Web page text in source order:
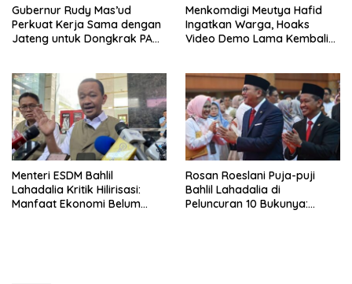
Gubernur Rudy Mas’ud
Perkuat Kerja Sama dengan
Jateng untuk Dongkrak PAD
Menkomdigi Meutya Hafid
Ingatkan Warga, Hoaks
Video Demo Lama Kembali
Menteri ESDM Bahlil
Lahadalia Kritik Hilirisasi:
Manfaat Ekonomi Belum
Rosan Roeslani Puja-puji
Bahlil Lahadalia di
Peluncuran 10 Bukunya: